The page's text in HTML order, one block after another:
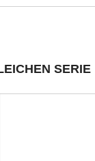
SERIE